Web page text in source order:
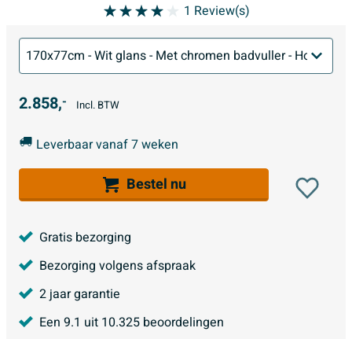
1 Review(s)
2.858,- Incl. BTW
Leverbaar vanaf 7 weken
Bestel nu
Gratis bezorging
Bezorging volgens afspraak
2 jaar garantie
Een 9.1 uit 10.325 beoordelingen